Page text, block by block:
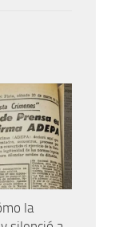
la